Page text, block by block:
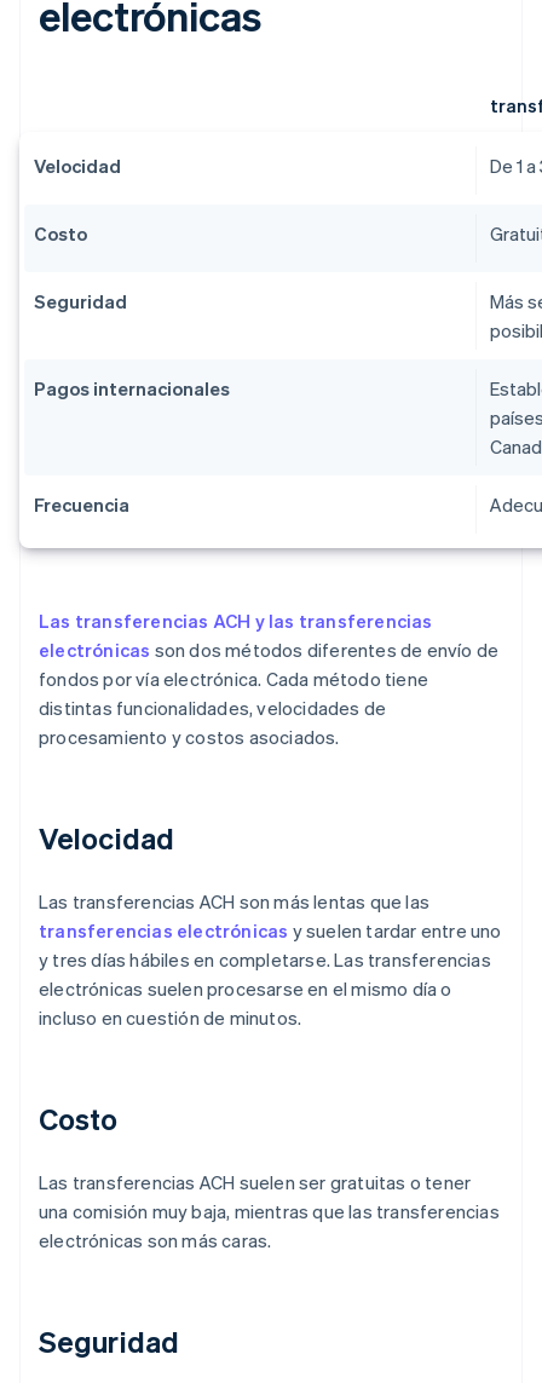
electrónicas
Velocidad De 1
Costo
Seguridad
Más
Pagos internacionales
Frecuencia
Las transferencias ACH y las transferencias
electrónicas son dos métodos diferentes de envío de
fondos por vía electrónica. Cada método tiene
distintas funcionalidades, velocidades de
procesamiento y costos asociados.
Velocidad
Las transferencias ACH son más lentas que las
transferencias electrónicas y suelen tardar entre uno
y tres días hábiles en completarse. Las transferencias
electrónicas suelen procesarse en el mismo día o
incluso en cuestión de minutos.
Costo
Las transferencias ACH suelen ser gratuitas o tener
una comisión muy baja, mientras que las transferencias
electrónicas son más caras.
Seguridad